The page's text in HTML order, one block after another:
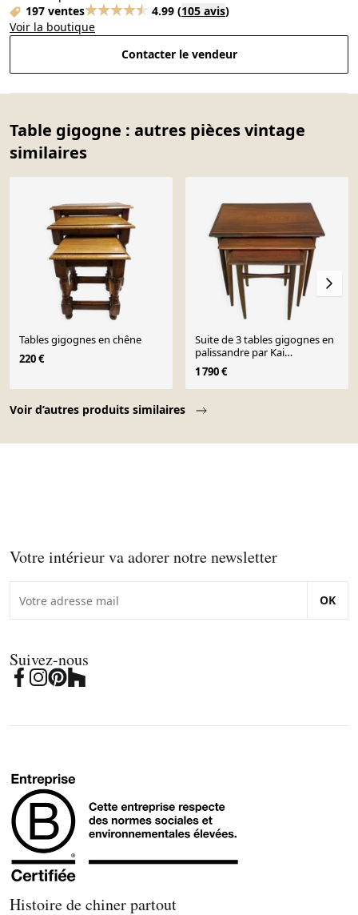
197 ventes
4.99 (105 avis)
Voir la boutique
Contacter le vendeur
Table gigogne : autres pièces vintage
similaires
Voir d’autres produits similaires
Tables gigognes en chêne
220 €
Suite de 3 tables gigognes en
palissandre par Kai
Kristiansen années 60
1 790 €
Votre intérieur va adorer notre newsletter
OK
Suivez-nous
Histoire de chiner partout